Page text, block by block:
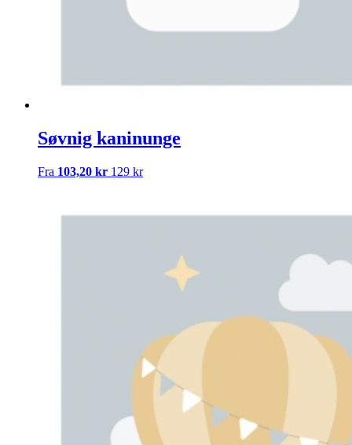
Søvnig kaninunge
Fra 103,20 kr 129 kr